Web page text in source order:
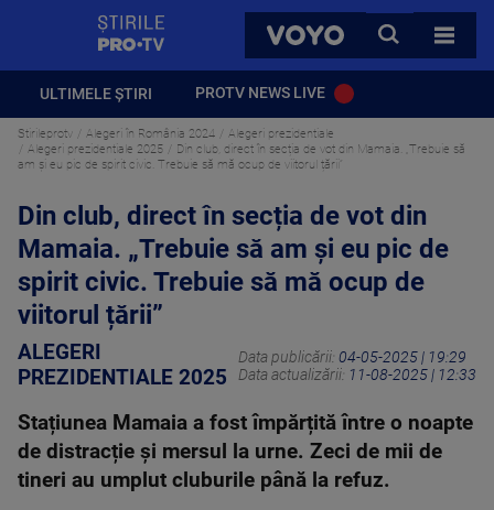
VOYO
CAUTA
TOATE
ULTIMELE ȘTIRI PROTV NEWS LIVE
Stirileprotv Alegeri în România 2024
Alegeri prezidentiale
Alegeri prezidentiale 2025
Din club, direct în secția de vot din Mamaia. „Trebuie să
am și eu pic de spirit civic. Trebuie să mă ocup de viitorul țării”
Din club, direct în secția de vot din
Mamaia. „Trebuie să am și eu pic de
spirit civic. Trebuie să mă ocup de
viitorul țării”
ALEGERI
PREZIDENTIALE 2025
Data publicării: 04-05-2025 | 19:29
Data actualizării: 11-08-2025 | 12:33
Stațiunea Mamaia a fost împărțită între o noapte
de distracție și mersul la urne. Zeci de mii de
tineri au umplut cluburile până la refuz.